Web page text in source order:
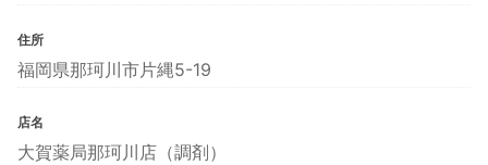
住所
福岡県那珂川市片縄5-19
店名
大賀薬局那珂川店（調剤）